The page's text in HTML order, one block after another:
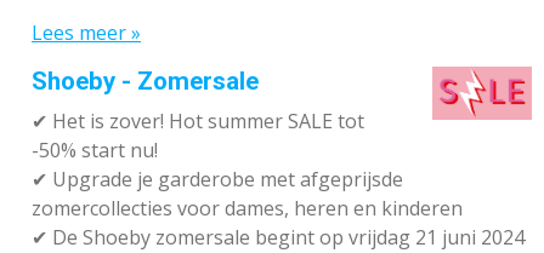
Lees meer »
Shoeby - Zomersale
✔ Het is zover! Hot summer SALE tot
-50% start nu!
✔ Upgrade je garderobe met afgeprijsde
zomercollecties voor dames, heren en kinderen
✔ De Shoeby zomersale begint op vrijdag 21 juni 2024